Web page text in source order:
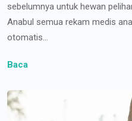
sebelumnya untuk hewan
Anabul semua rekam medis
otomatis...
Baca